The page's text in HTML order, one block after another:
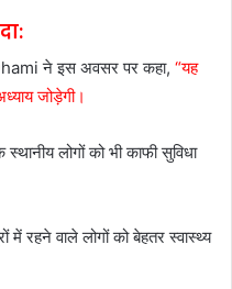
ने इस अवसर पर कहा, “यह
जोड़ेगी।
लोगों को भी काफी सुविधा
में रहने वाले लोगों को बेहतर स्वास्थ्य